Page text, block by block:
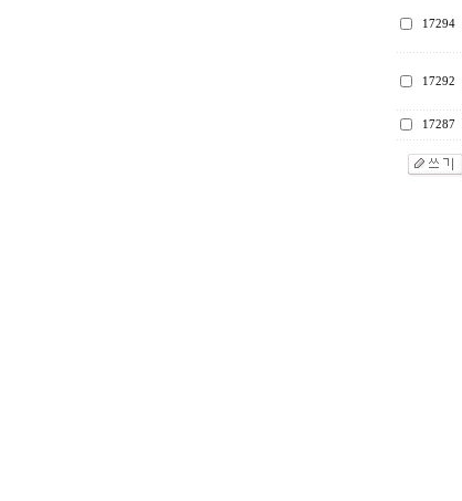
17294
17292
17287